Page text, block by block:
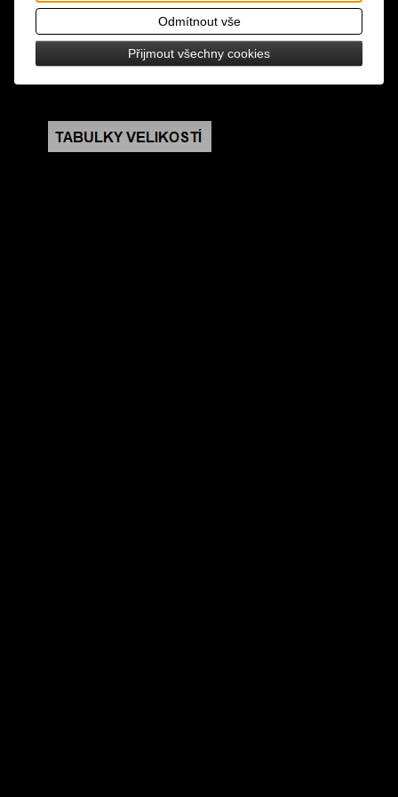
design: řetěz na kalhoty či peněženku
rozměry: celková délka 80 cm, kostka 1,5 x 1,5 cm
Odmítnout vše
Přijmout všechny cookies